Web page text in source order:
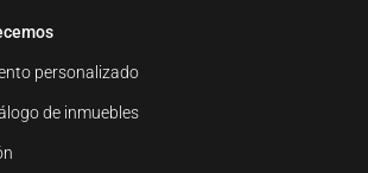
personalizado
de inmuebles